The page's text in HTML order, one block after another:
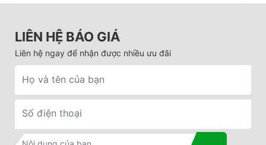
LIÊN HỆ BÁO GIÁ
Liên hệ ngay để nhận được nhiều ưu đãi